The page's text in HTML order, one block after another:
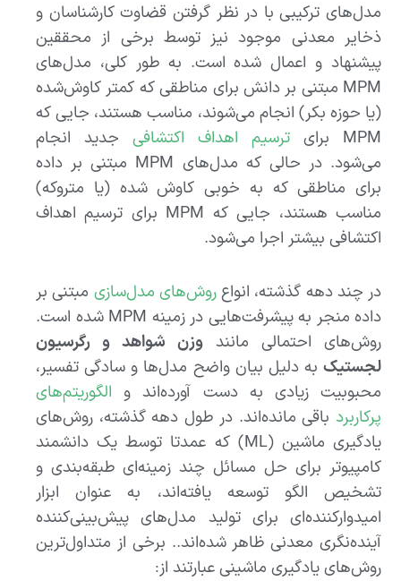
مدل‌های ترکیبی با در نظر گرفتن قضاوت کارشناسان و
ذخایر معدنی موجود نیز توسط برخی از محققین
پیشنهاد و اعمال شده است. به طور کلی، مدل‌های
MPM مبتنی بر دانش برای مناطقی که کمتر کاوش‌شده
(یا حوزه بکر) انجام می‌شوند، مناسب هستند، جایی که
MPM برای
ترسیم اهداف اکتشافیجدید انجام
می‌شود. در حالی که مدل‌های MPM مبتنی بر داده
برای مناطقی که به خوبی کاوش شده (یا متروکه)
مناسب هستند، جایی که MPM برای ترسیم اهداف
اکتشافی بیشتر اجرا می‌شود.
در چند دهه گذشته، انواعروش‌های مدل‌سازیمبتنی بر
داده منجر به پیشرفت‌هایی در زمینه MPM شده است.
روش‌های احتمالی مانند وزن شواهد و رگرسیون
لجستیکبه دلیل بیان واضح مدل‌ها و سادگی تفسیر،
محبوبیت زیادی به دست آورده‌اند و الگوریتم‌های
پرکاربردباقی مانده‌اند. در طول دهه گذشته، روش‌های
یادگیری ماشین (ML) که عمدتا توسط یک دانشمند
کامپیوتر برای حل مسائل چند زمینه‌ای طبقه‌بندی و
تشخیص الگو توسعه یافته‌اند، به عنوان ابزار
امیدوارکننده‌ای برای تولید مدل‌های پیش‌بینی‌کننده
آینده‌نگری معدنی ظاهر شده‌اند.. برخی از متداول‌ترین
روش‌های یادگیری ماشینی عبارتند از: